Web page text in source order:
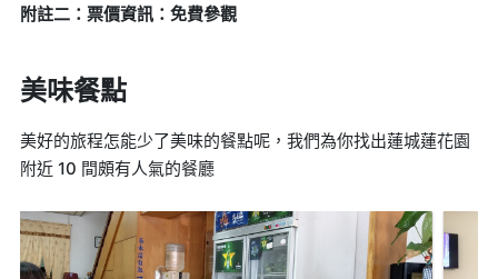
附註二：票價資訊：免費參觀
美味餐點
美好的旅程怎能少了美味的餐點呢，我們為你找出蓮城蓮花園
附近 10 間頗有人氣的餐廳